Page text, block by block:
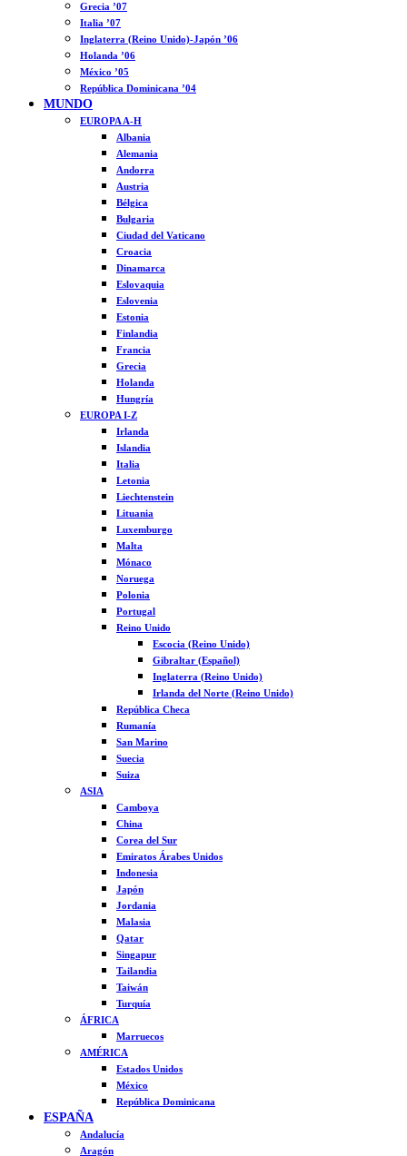
Grecia ’07
Italia ’07
Inglaterra (Reino Unido)-Japón ’06
Holanda ’06
México ’05
República Dominicana ’04
MUNDO
EUROPA A-H
Albania
Alemania
Andorra
Austria
Bélgica
Bulgaria
Ciudad del Vaticano
Croacia
Dinamarca
Eslovaquia
Eslovenia
Estonia
Finlandia
Francia
Grecia
Holanda
Hungría
EUROPA I-Z
Irlanda
Islandia
Italia
Letonia
Liechtenstein
Lituania
Luxemburgo
Malta
Mónaco
Noruega
Polonia
Portugal
Reino Unido
Escocia (Reino Unido)
Gibraltar (Español)
Inglaterra (Reino Unido)
Irlanda del Norte (Reino Unido)
República Checa
Rumanía
San Marino
Suecia
Suiza
ASIA
Camboya
China
Corea del Sur
Emiratos Árabes Unidos
Indonesia
Japón
Jordania
Malasia
Qatar
Singapur
Tailandia
Taiwán
Turquía
ÁFRICA
Marruecos
AMÉRICA
Estados Unidos
México
República Dominicana
ESPAÑA
Andalucía
Aragón